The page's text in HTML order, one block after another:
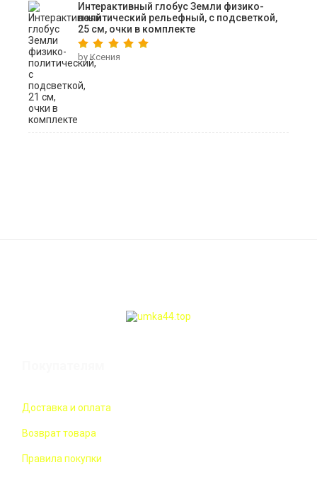
Интерактивный глобус Земли физико-
политический рельефный, с подсветкой,
25 см, очки в комплекте
by Ксения
Доставка и оплата
Возврат товара
Правила покупки